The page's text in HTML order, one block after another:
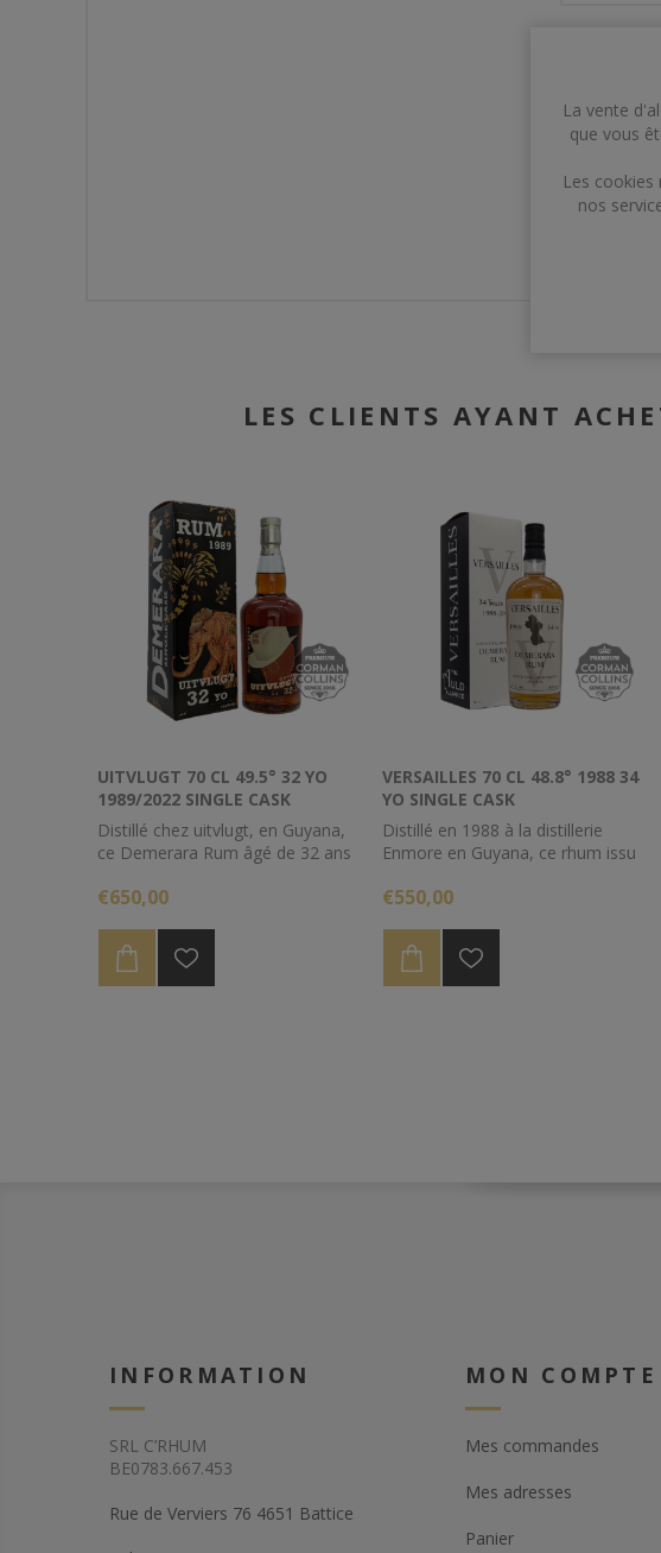
LES CLIENTS AYANT
UITVLUGT 70 CL 49.5° 32 YO
1989/2022 SINGLE CASK
CORMAN-COLLINS
Distillé chez uitvlugt, en Guyana,
ce Demerara Rum âgé de 32 ans
continental et titre toujours
€650,00
VERSAILLES 70 CL 48.8° 1988 34
YO SINGLE CASK
Distillé en 1988 à la distillerie
Enmore en Guyana, ce rhum issu
intégralement au Royaumes Unis
Embouteillé sans réduction à
48.8% d'alcool.
€550,00
INFORMATION
SRL C’RHUM
BE0783.667.453
Rue de Verviers 76 4651 Battice
MON COMPTE
Mes commandes
Mes adresses
Panier
La vente
que vous
Les
nos